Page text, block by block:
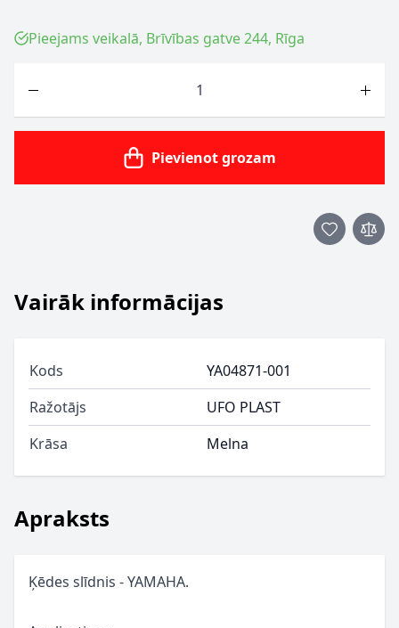
Pieejams veikalā, Brīvības gatve 244, Rīga
Pievienot grozam
Apraksts
Ķēdes slīdnis - YAMAHA.
Vairāk informācijas
Kods
YA04871-001
Ražotājs
UFO PLAST
Krāsa
Melna